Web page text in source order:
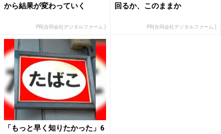
から結果が変わっていく
PR(合同会社デジタルファーム )
回るか、このままか
PR(合同会社デジタルファーム )
「もっと早く知りたかった」6